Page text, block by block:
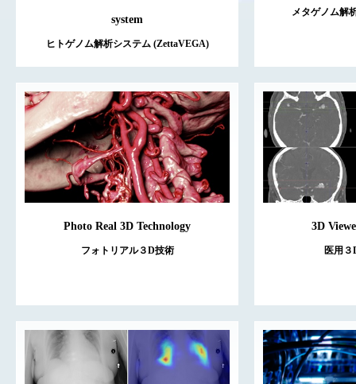
system
ヒトゲノム解析システム (ZettaVEGA)
メタゲノム解
Photo Real 3D Technology
フォトリアル３D技術
3D
医用３